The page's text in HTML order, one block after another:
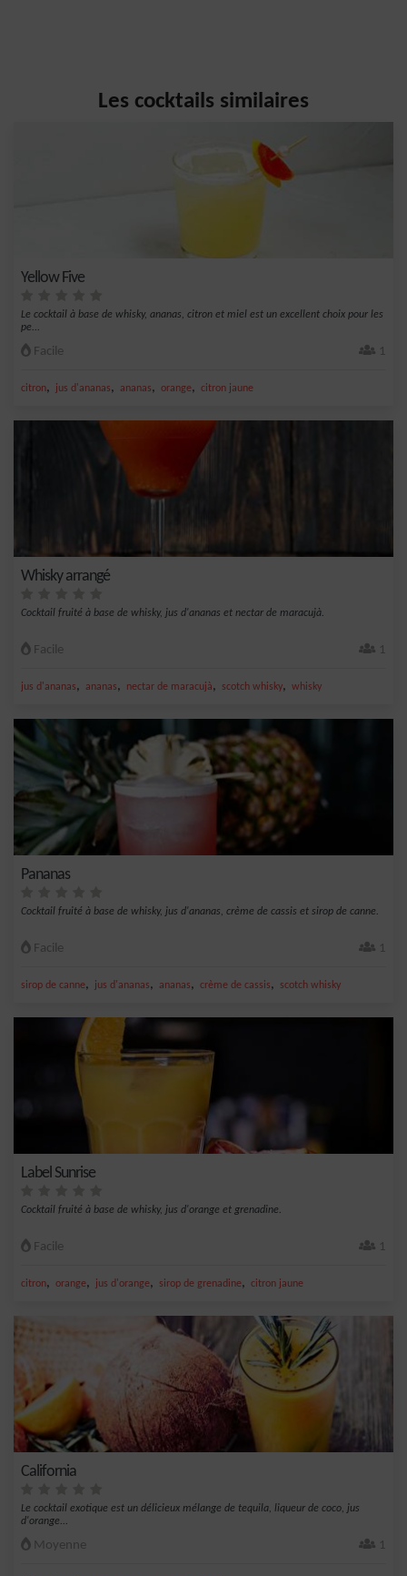
Les cocktails similaires
Yellow Five
Le cocktail à base de whisky, ananas, citron et miel est un excellent choix pour les
pe...
Facile 1
citron, jus d'ananas, ananas, orange, citron jaune
Whisky arrangé
Cocktail fruité à base de whisky, jus d'ananas et nectar de maracujà.
Facile 1
jus d'ananas, ananas, nectar de maracujà, scotch whisky, whisky
Pananas
Cocktail fruité à base de whisky, jus d'ananas, crème de cassis et sirop de canne.
Facile 1
sirop de canne, jus d'ananas, ananas, crème de cassis, scotch whisky
Label Sunrise
Cocktail fruité à base de whisky, jus d'orange et grenadine.
Facile 1
citron, orange, jus d'orange, sirop de grenadine, citron jaune
California
Le cocktail exotique est un délicieux mélange de tequila, liqueur de coco, jus
d'orange...
Moyenne 1